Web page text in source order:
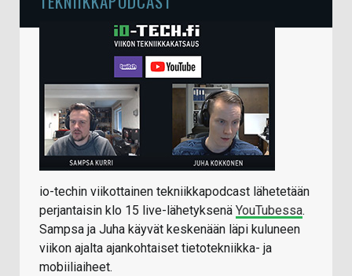
io-techin viikottainen tekniikkapodcast lähetetään
perjantaisin klo 15 live-lähetyksenä YouTubessa.
Sampsa ja Juha käyvät keskenään läpi kuluneen
viikon ajalta ajankohtaiset tietotekniikka- ja
mobiiliaiheet.